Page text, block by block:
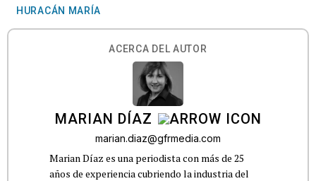
HURACÁN MARÍA
ACERCA DEL AUTOR
MARIAN DÍAZ
marian.diaz@gfrmedia.com
Marian Díaz es una periodista con más de 25
años de experiencia cubriendo la industria del